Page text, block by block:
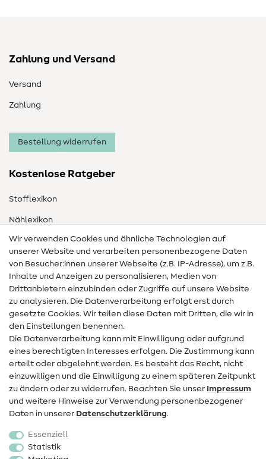
Zahlung und Versand
Versand
Zahlung
Bestellung widerrufen
Kostenlose Ratgeber
Stofflexikon
Nählexikon
Nähanleitungen
Hilfe & Kontakt
Kontakt
Infos zum Betreiberwechsel
Widerrufsrecht
Beliebt
Stoffe
Sale
Wir verwenden Cookies und ähnliche Technologien auf
unserer Website und verarbeiten personenbezogene Daten
von Besucher:innen unserer Webseite (z.B. IP-Adresse), um z.B.
Inhalte und Anzeigen zu personalisieren, Medien von
Drittanbietern einzubinden oder Zugriffe auf unsere Website
zu analysieren. Die Datenverarbeitung erfolgt erst durch
gesetzte Cookies. Wir teilen diese Daten mit Dritten, die wir in
den Einstellungen benennen.
Die Datenverarbeitung kann mit Einwilligung oder aufgrund
eines berechtigten Interesses erfolgen. Die Zustimmung kann
erteilt oder abgelehnt werden. Es besteht das Recht, nicht
einzuwilligen und die Einwilligung zu einem späteren Zeitpunkt
zu ändern oder zu widerrufen. Beachten Sie unser Impressum
und weitere Hinweise zur Verwendung personenbezogener
Daten in unserer Daten­schutz­erklärung.
Essenziell
Statistik